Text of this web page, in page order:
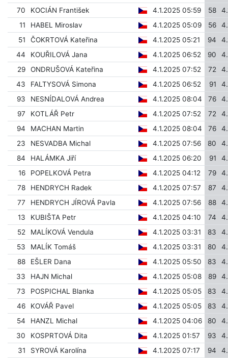
70
KOCIÁN František 4.1.2025 05:59 58
11
HABEL Miroslav 4.1.2025 05:09 56
51
ČOKRTOVÁ Kateřina 4.1.2025 05:21 94
44
KOUŘILOVÁ Jana 4.1.2025 06:52 90
29
ONDRUŠOVÁ Kateřina 4.1.2025 07:52 72
43
FALTYSOVÁ Simona 4.1.2025 06:52 91
93
NESNÍDALOVÁ Andrea 4.1.2025 08:04 76
97
KOTLÁŘ Petr 4.1.2025 07:52 72
94
MACHAN Martin 4.1.2025 08:04 76
23
NESVADBA Michal 4.1.2025 07:56 80
84
HALÁMKA Jiří 4.1.2025 06:20 91
16
POPELKOVÁ Petra 4.1.2025 04:12 79
78
HENDRYCH Radek 4.1.2025 07:57 87
77
HENDRYCH JÍROVÁ Pavla 4.1.2025 07:56 88
13
KUBIŠTA Petr 4.1.2025 04:10 74
52
MALÍKOVÁ Vendula 4.1.2025 03:31 83
53
MALÍK Tomáš 4.1.2025 03:31 80
88
EŠLER Dana 4.1.2025 05:50 83
33
HAJN Michal 4.1.2025 05:08 89
73
POSPICHAL Blanka 4.1.2025 05:05 83
46
KOVÁŘ Pavel 4.1.2025 05:05 83
54
HANZL Michal 4.1.2025 04:06 80
30
KOSPRTOVÁ Dita 4.1.2025 01:57 93
31
SYROVÁ Karolína 4.1.2025 07:17 94